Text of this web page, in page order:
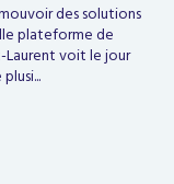
des solutions
plateforme de
Laurent voit le jour